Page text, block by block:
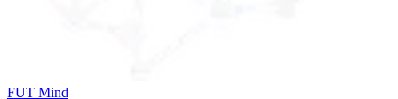
FUT Mind